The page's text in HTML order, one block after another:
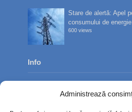
Administrează
Stare de alertă: Apel
consumului de
600 views
Info